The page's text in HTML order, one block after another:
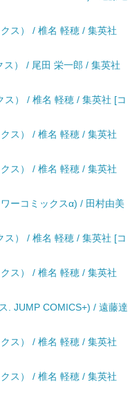
ス） / 椎名 軽穂 / 集英社
ス） / 尾田 栄一郎 / 集英社
） / 椎名 軽穂 / 集英社 [コ
ス） / 椎名 軽穂 / 集英社
ス） / 椎名 軽穂 / 集英社
ーコミックスα) / 田村由美
） / 椎名 軽穂 / 集英社 [コ
ス） / 椎名 軽穂 / 集英社
. JUMP COMICS+) / 遠藤達
ス） / 椎名 軽穂 / 集英社
ス） / 椎名 軽穂 / 集英社